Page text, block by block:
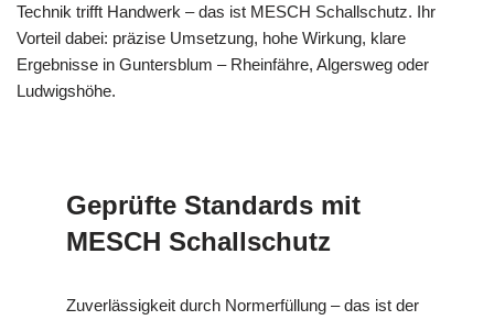
Technik trifft Handwerk – das ist MESCH Schallschutz. Ihr
Vorteil dabei: präzise Umsetzung, hohe Wirkung, klare
Ergebnisse in Guntersblum – Rheinfähre, Algersweg oder
Ludwigshöhe.
Geprüfte Standards mit
MESCH Schallschutz
Zuverlässigkeit durch Normerfüllung – das ist der